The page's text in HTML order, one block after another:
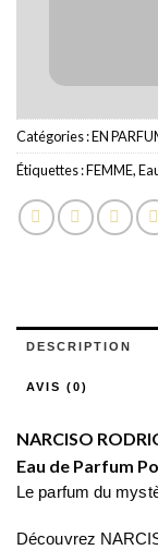
Catégories :EN
Étiquettes :FEMME,
DESCRIPTION
AVIS (0)
NARCISO
Eau de Parfum
Le parfum du
Découvrez